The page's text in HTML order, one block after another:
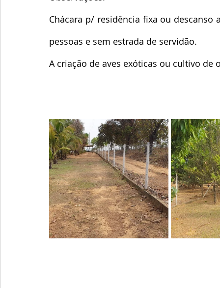
Chácara p/ residência fixa ou
pessoas e sem estrada de servidão.
A criação de aves exóticas ou cultivo